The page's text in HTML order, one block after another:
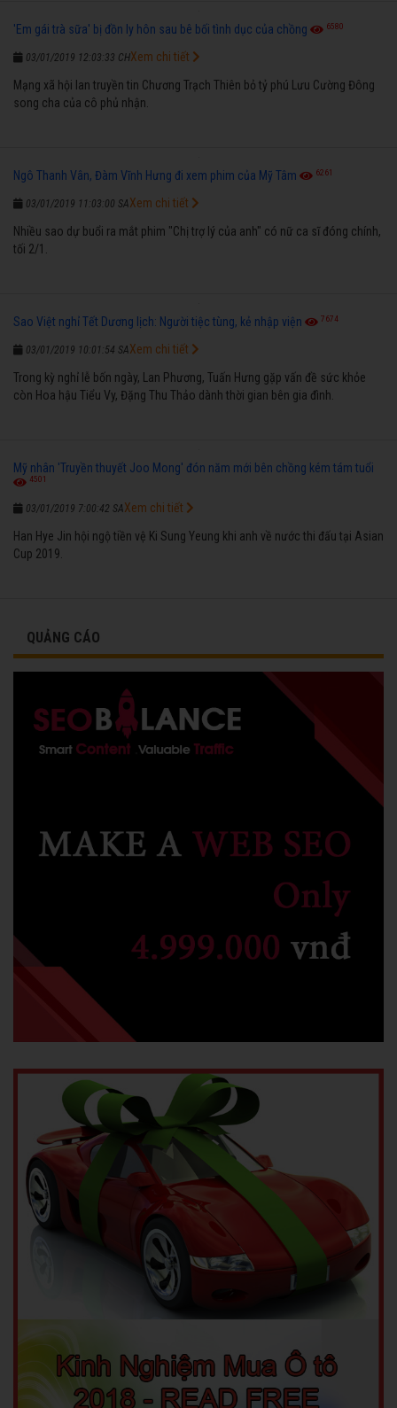
'Em gái trà sữa' bị đồn ly hôn sau bê bối tình dục của chồng 6580
03/01/2019 12:03:33 CH
Mạng xã hội lan truyền tin Chương Trạch Thiên bỏ tỷ phú Lưu Cường Đông
song cha của cô phủ nhận.
Xem chi tiết
Ngô Thanh Vân, Đàm Vĩnh Hưng đi xem phim của Mỹ Tâm 6261
03/01/2019 11:03:00 SA
Nhiều sao dự buổi ra mắt phim "Chị trợ lý của anh" có nữ ca sĩ đóng chính,
tối 2/1.
Xem chi tiết
Sao Việt nghỉ Tết Dương lịch: Người tiệc tùng, kẻ nhập viện 7674
03/01/2019 10:01:54 SA
Trong kỳ nghỉ lễ bốn ngày, Lan Phương, Tuấn Hưng gặp vấn đề sức khỏe
còn Hoa hậu Tiểu Vy, Đặng Thu Thảo dành thời gian bên gia đình.
Xem chi tiết
Mỹ nhân 'Truyền thuyết Joo Mong' đón năm mới bên chồng kém tám tuổi
4501
03/01/2019 7:00:42 SA
Han Hye Jin hội ngộ tiền vệ Ki Sung Yeung khi anh về nước thi đấu tại Asian
Cup 2019.
Xem chi tiết
QUẢNG CÁO